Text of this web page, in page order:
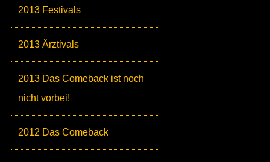
2013 Festivals
2013 Ärztivals
2013 Das Comeback ist noch
nicht vorbei!
2012 Das Comeback